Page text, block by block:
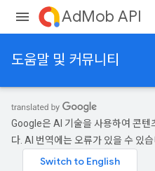
AdMob API
도움말 및 커뮤니티
Google은 AI 기술을 사용하여 콘텐
다. AI 번역에는 오류가 있을 수 있습